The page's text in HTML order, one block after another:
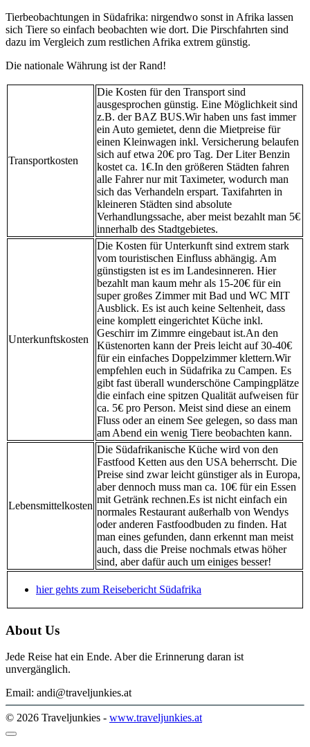
Tierbeobachtungen in Südafrika: nirgendwo sonst in Afrika lassen
sich Tiere so einfach beobachten wie dort. Die Pirschfahrten sind
dazu im Vergleich zum restlichen Afrika extrem günstig.
Die nationale Währung ist der Rand!
Transportkosten
Die Kosten für den Transport sind
ausgesprochen günstig. Eine Möglichkeit sind
z.B. der BAZ BUS.Wir haben uns fast immer
ein Auto gemietet, denn die Mietpreise für
einen Kleinwagen inkl. Versicherung belaufen
sich auf etwa 20€ pro Tag. Der Liter Benzin
kostet ca. 1€.In den größeren Städten fahren
alle Fahrer nur mit Taximeter, wodurch man
sich das Verhandeln erspart. Taxifahrten in
kleineren Städten sind absolute
Verhandlungssache, aber meist bezahlt man 5€
innerhalb des Stadtgebietes.
Unterkunftskosten
Die Kosten für Unterkunft sind extrem stark
vom touristischen Einfluss abhängig. Am
günstigsten ist es im Landesinneren. Hier
bezahlt man kaum mehr als 15-20€ für ein
super großes Zimmer mit Bad und WC MIT
Ausblick. Es ist auch keine Seltenheit, dass
eine komplett eingerichtet Küche inkl.
Geschirr im Zimmre eingebaut ist.An den
Küstenorten kann der Preis leicht auf 30-40€
für ein einfaches Doppelzimmer klettern.Wir
empfehlen euch in Südafrika zu Campen. Es
gibt fast überall wunderschöne Campingplätze
die einfach eine spitzen Qualität aufweisen für
ca. 5€ pro Person. Meist sind diese an einem
Fluss oder an einem See gelegen, so dass man
am Abend ein wenig Tiere beobachten kann.
Lebensmittelkosten
Die Südafrikanische Küche wird von den
Fastfood Ketten aus den USA beherrscht. Die
Preise sind zwar leicht günstiger als in Europa,
aber dennoch muss man ca. 10€ für ein Essen
mit Getränk rechnen.Es ist nicht einfach ein
normales Restaurant außerhalb von Wendys
oder anderen Fastfoodbuden zu finden. Hat
man eines gefunden, dann erkennt man meist
auch, dass die Preise nochmals etwas höher
sind, aber dafür auch um einiges besser!
hier gehts zum Reisebericht Südafrika
About Us
Jede Reise hat ein Ende. Aber die Erinnerung daran ist
unvergänglich.
Email: andi@traveljunkies.at
© 2026 Traveljunkies - www.traveljunkies.at